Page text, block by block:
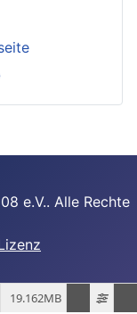
e.V.. Alle Rechte
19.162MB